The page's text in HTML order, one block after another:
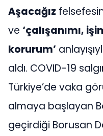
Aşacağız
ve ‘çalışanımı,
korurum’
aldı. COVID-19
Türkiye’de vaka
almaya başlayan
geçirdiği Borusan